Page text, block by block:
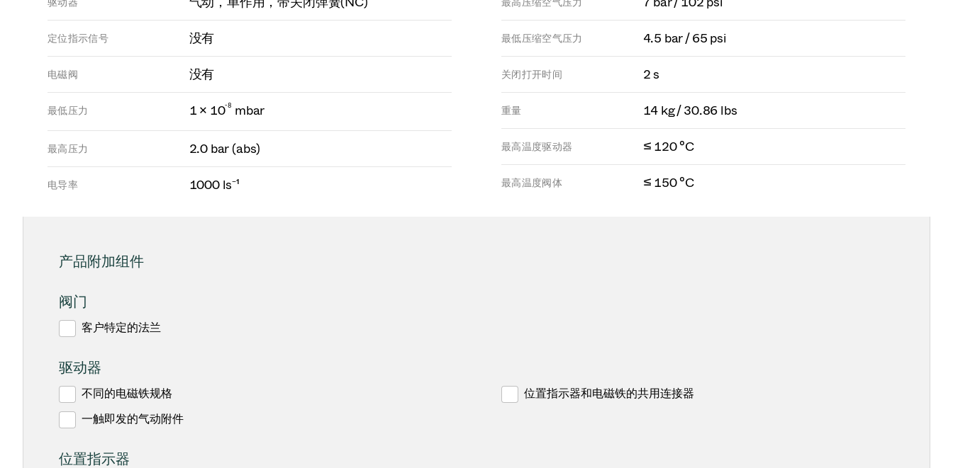
驱动器
定位指示信号 没有
电磁阀 没有
最低压力 1 × 10-8 mbar
最高压力 2.0 bar (abs)
电导率 1000 ls⁻¹
最高压缩空气压力
最低压缩空气压力 4.5 bar / 65 psi
关闭打开时间 2 s
重量 14 kg / 30.86 lbs
最高温度驱动器 ≤ 120 °C
最高温度阀体 ≤ 150 °C
产品附加组件
阀门
客户特定的法兰
驱动器
不同的电磁铁规格
一触即发的气动附件
位置指示器和电磁铁的共用连接器
位置指示器